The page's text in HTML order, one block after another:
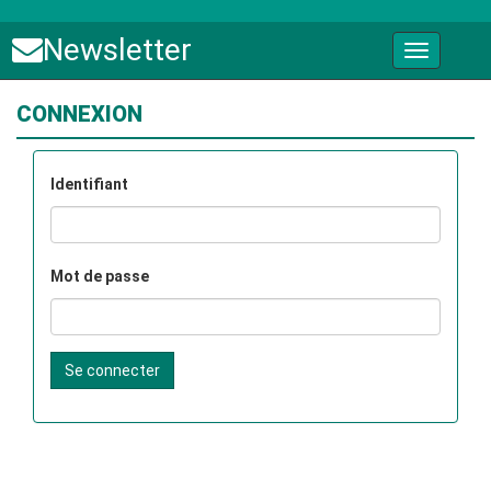
Newsletter
CONNEXION
Identifiant
Mot de passe